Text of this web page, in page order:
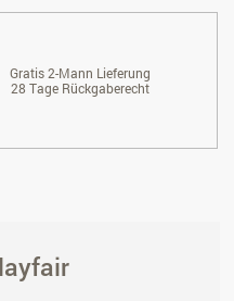
Gratis 2-Mann Lieferung
28 Tage Rückgaberecht